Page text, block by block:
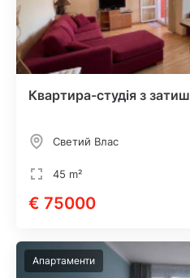
Квартира-студія з
Светий Влас
45 m²
€ 75000
Апартаменти